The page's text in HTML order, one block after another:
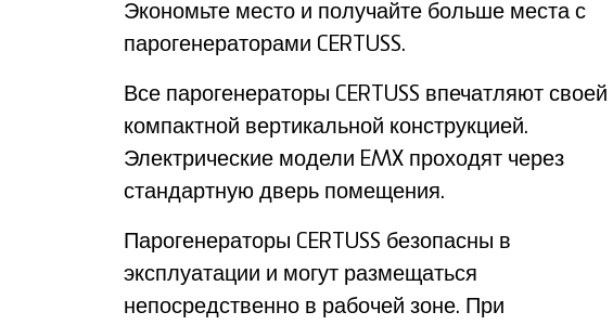
Экономьте место и получайте больше места с
парогенераторами CERTUSS.
Все парогенераторы CERTUSS впечатляют своей
компактной вертикальной конструкцией.
Электрические модели EMX проходят через
стандартную дверь помещения.
Парогенераторы CERTUSS безопасны в
эксплуатации и могут размещаться
непосредственно в рабочей зоне. При